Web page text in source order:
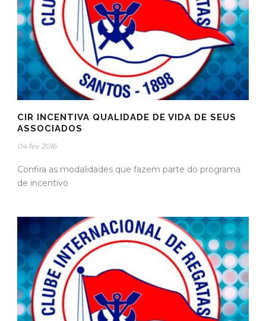
CIR INCENTIVA QUALIDADE DE VIDA DE SEUS
ASSOCIADOS
04 fev 2016
Confira as modalidades que fazem parte do programa
de incentivo